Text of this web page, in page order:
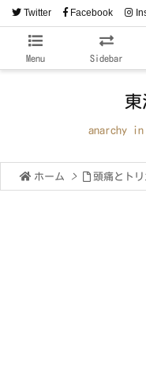
Menu Sidebar
Twitter Facebook
RSS
東
anarchy
ホーム > 頭痛とトリ